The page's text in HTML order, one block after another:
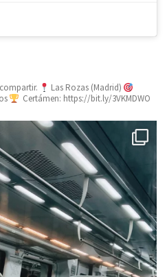
Las Rozas (Madrid)
Certámen: https://bit.ly/3VKMDWO